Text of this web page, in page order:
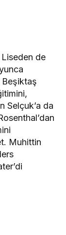
Liseden de
Beşiktaş
Selçuk’a da
Muhittin